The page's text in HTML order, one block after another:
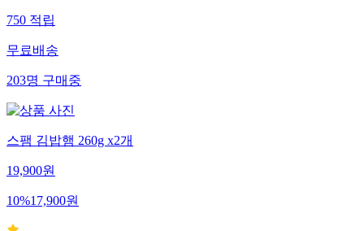
750적립
무료배송
203명구매중
스팸 김밥햄 260g x2개
19,900원
10%17,900원